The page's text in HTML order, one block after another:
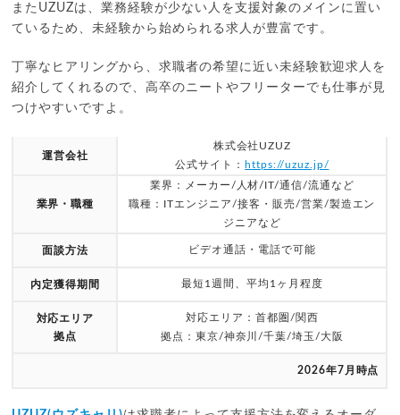
またUZUZは、業務経験が少ない人を支援対象のメインに置い
ているため、未経験から始められる求人が豊富です。
丁寧なヒアリングから、求職者の希望に近い未経験歓迎求人を
紹介してくれるので、高卒のニートやフリーターでも仕事が見
つけやすいですよ。
運営会社
株式会社UZUZ
公式サイト：
https://uzuz.jp/
業界・職種
業界：メーカー/人材/IT/通信/流通など
職種：ITエンジニア/接客・販売/営業/製造エン
ジニアなど
面談方法 ビデオ通話・電話で可能
内定獲得期間 最短1週間、平均1ヶ月程度
対応エリア
拠点
対応エリア：首都圏/関西
拠点：東京/神奈川/千葉/埼玉/大阪
2026年7月時点